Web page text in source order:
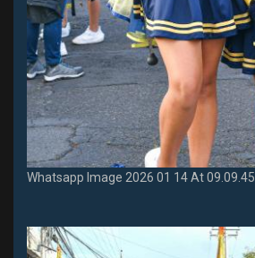
Whatsapp Image 2026 01 14 At 09.09.45